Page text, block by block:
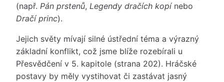
(např. Pán prstenů, Legendy dračích kopínebo
Dračí princ).
Jejich světy mívají silné ústřední téma a výrazný
základní konflikt, což jsme blíže rozebírali u
Přesvědčení v 5. kapitole (strana 202). Hráčské
postavy by měly vystihovat či zastávat jasný